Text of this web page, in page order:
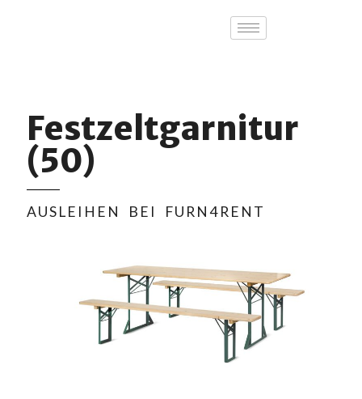
Festzeltgarnitur
(50)
AUSLEIHEN BEI FURN4RENT